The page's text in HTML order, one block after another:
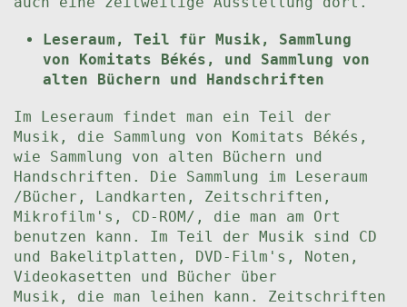
Leseraum, Teil für Musik, Sammlung
von Komitats Békés, und Sammlung von
alten Büchern und Handschriften
Im Leseraum findet man ein Teil der
Musik, die Sammlung von Komitats Békés,
wie Sammlung von alten Büchern und
Handschriften. Die Sammlung im Leseraum
/Bücher, Landkarten, Zeitschriften,
Mikrofilm's, CD-ROM/, die man am Ort
benutzen kann. Im Teil der Musik sind CD
und Bakelitplatten, DVD-Film's, Noten,
Videokasetten und Bücher über
Musik, die man leihen kann. Zeitschriften